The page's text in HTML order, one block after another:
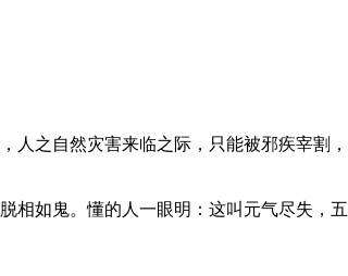
之自然灾害来临之际，只能被邪疾宰割，
如鬼。懂的人一眼明：这叫元气尽失，五